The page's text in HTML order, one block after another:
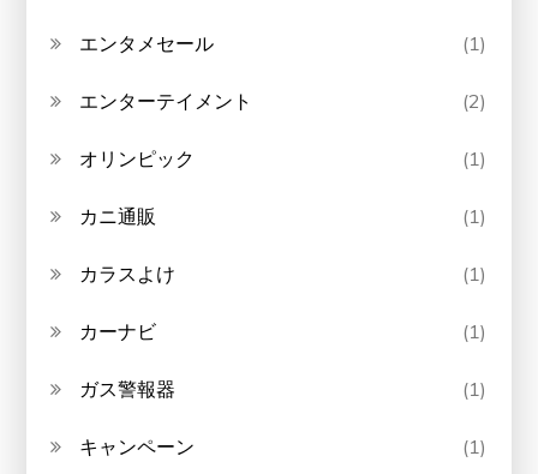
エンタメセール (1)
エンターテイメント (2)
オリンピック (1)
カニ通販 (1)
カラスよけ (1)
カーナビ (1)
ガス警報器 (1)
キャンペーン (1)